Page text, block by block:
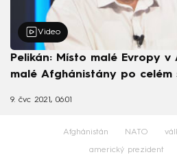
Video
Pelikán: Místo malé Evropy
malé Afghánistány po celém
9. čvc 2021, 06:01
Afghánistán NATO
americký prezident